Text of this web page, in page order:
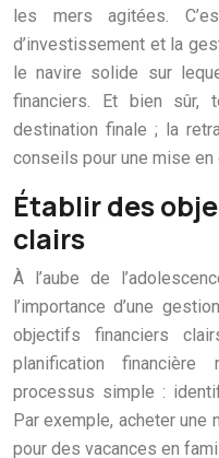
les mers agitées.
d’investissement et la
le navire solide sur
financiers. Et bien sûr,
destination finale ; la
conseils pour une mise
Établir des
clairs
À l’aube de
l’importance d’une
objectifs financiers
planification
processus simple :
Par exemple, acheter
pour des vacances en